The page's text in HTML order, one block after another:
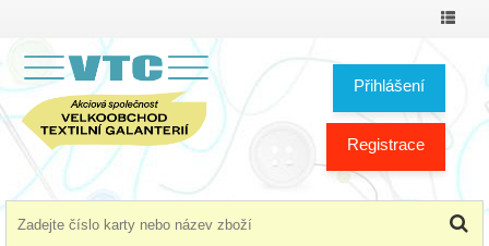
Přihlášení
Registrace